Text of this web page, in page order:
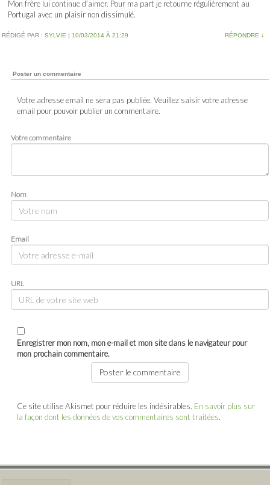
Mon frère lui continue d’aimer. Pour ma part je retourne régulièrement au
Portugal avec un plaisir non dissimulé.
RÉDIGÉ PAR : SYLVIE | 10/03/2014 À 21:29 RÉPONDRE ↓
Poster un commentaire
Votre adresse email ne sera pas publiée. Veuillez saisir votre adresse
email pour pouvoir publier un commentaire.
Votre commentaire
Nom
Email
URL
Enregistrer mon nom, mon e-mail et mon site dans le navigateur pour
mon prochain commentaire.
Ce site utilise Akismet pour réduire les indésirables. En savoir plus sur
la façon dont les données de vos commentaires sont traitées.